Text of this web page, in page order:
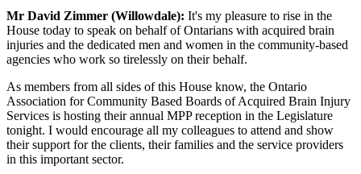
Mr David Zimmer (Willowdale): It's my pleasure to rise in the
House today to speak on behalf of Ontarians with acquired brain
injuries and the dedicated men and women in the community-based
agencies who work so tirelessly on their behalf.
As members from all sides of this House know, the Ontario
Association for Community Based Boards of Acquired Brain Injury
Services is hosting their annual MPP reception in the Legislature
tonight. I would encourage all my colleagues to attend and show
their support for the clients, their families and the service providers
in this important sector.